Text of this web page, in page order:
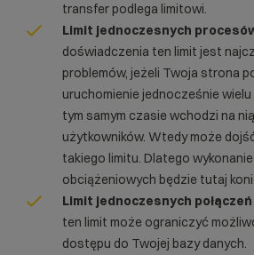
transfer podlega limitowi.
Limit jednoczesnych
doświadczenia ten limit jest
problemów, jeżeli Twoja strona
uruchomienie jednocześnie wielu
tym samym czasie wchodzi na
użytkowników. Wtedy może
takiego limitu. Dlatego
obciążeniowych będzie tutaj
Limit jednoczesnych
ten limit może ograniczyć
dostępu do Twojej bazy danych.